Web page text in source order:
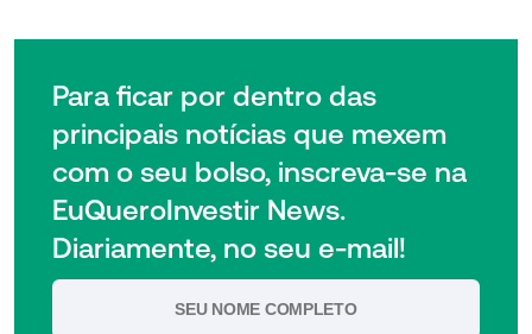
Para ficar por dentro das
principais notícias que mexem
com o seu bolso, inscreva-se na
EuQueroInvestir News.
Diariamente, no seu e-mail!